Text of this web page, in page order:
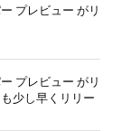
プレビュー がリ
プレビュー がリ
少し早くリリー